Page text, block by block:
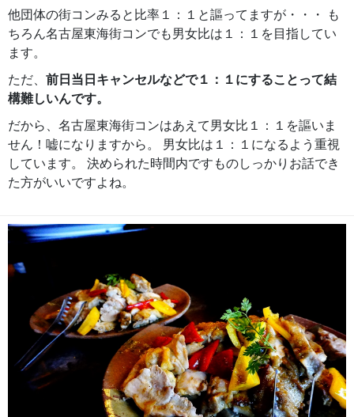
他団体の街コンみると比率１：１と謳ってますが・・・ も
ちろん名古屋東海街コンでも男女比は１：１を目指してい
ます。
ただ、 前日当日キャンセルなどで１：１にすることって結
構難しいんです。
だから、名古屋東海街コンはあえて男女比１：１を謳いま
せん！嘘になりますから。 男女比は１：１になるよう重視
しています。 決められた時間内ですものしっかりお話でき
た方がいいですよね。